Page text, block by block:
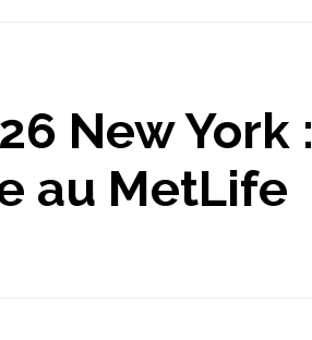
New York :
au MetLife